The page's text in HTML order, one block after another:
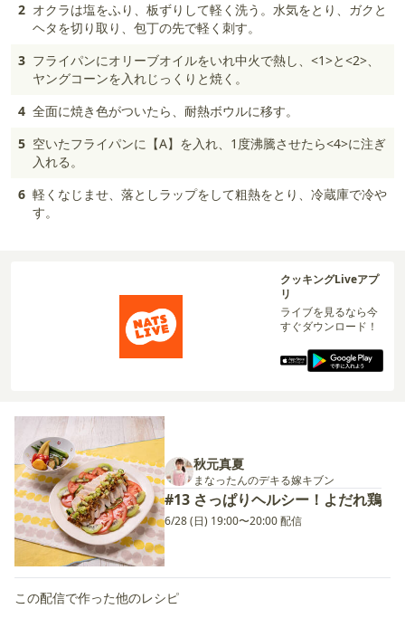
2 オクラは塩をふり、板ずりして軽く洗う。水気をとり、ガクと
ヘタを切り取り、包丁の先で軽く刺す。
3 フライパンにオリーブオイルをいれ中火で熱し、<1>と<2>、
ヤングコーンを入れじっくりと焼く。
4 全面に焼き色がついたら、耐熱ボウルに移す。
5 空いたフライパンに【A】を入れ、1度沸騰させたら<4>に注ぎ
入れる。
6 軽くなじませ、落としラップをして粗熱をとり、冷蔵庫で冷や
す。
クッキングLiveアプ
リ
ライブを見るなら今
すぐダウンロード！
秋元真夏
まなったんのデキる嫁キブン
#13 さっぱりヘルシー！よだれ鶏
6/28 (日) 19:00〜20:00 配信
この配信で作った他のレシピ